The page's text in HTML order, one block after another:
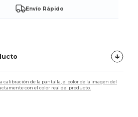
Envío Rápido
calibración de la pantalla, el color de la imagen del
con el color real del producto.